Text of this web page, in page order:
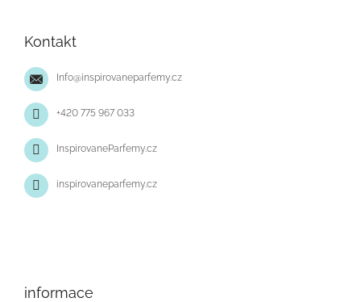
y
Kontakt
Info@inspirovaneparfemy.cz
+420 775 967 033
InspirovaneParfemy.cz
inspirovaneparfemy.cz
informace